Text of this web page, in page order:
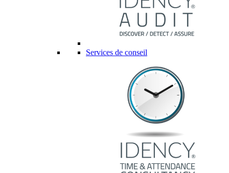
Services de conseil